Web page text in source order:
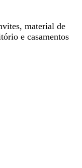
material de
e casamentos